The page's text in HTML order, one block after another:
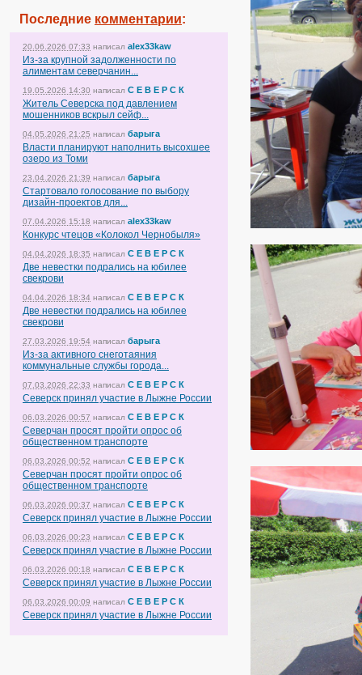
Последние комментарии:
20.06.2026 07:33 написал alex33kaw
Из-за крупной задолженности по
алиментам северчанин...
19.05.2026 14:30 написал С Е В Е Р С К
Житель Северска под давлением
мошенников вскрыл сейф...
04.05.2026 21:25 написал барыга
Власти планируют наполнить высохшее
озеро из Томи
23.04.2026 21:39 написал барыга
Стартовало голосование по выбору
дизайн-проектов для...
07.04.2026 15:18 написал alex33kaw
Конкурс чтецов «Колокол Чернобыля»
04.04.2026 18:35 написал С Е В Е Р С К
Две невестки подрались на юбилее
свекрови
04.04.2026 18:34 написал С Е В Е Р С К
Две невестки подрались на юбилее
свекрови
27.03.2026 19:54 написал барыга
Из-за активного снеготаяния
коммунальные службы города...
07.03.2026 22:33 написал С Е В Е Р С К
Северск принял участие в Лыжне России
06.03.2026 00:57 написал С Е В Е Р С К
Северчан просят пройти опрос об
общественном транспорте
06.03.2026 00:52 написал С Е В Е Р С К
Северчан просят пройти опрос об
общественном транспорте
06.03.2026 00:37 написал С Е В Е Р С К
Северск принял участие в Лыжне России
06.03.2026 00:23 написал С Е В Е Р С К
Северск принял участие в Лыжне России
06.03.2026 00:18 написал С Е В Е Р С К
Северск принял участие в Лыжне России
06.03.2026 00:09 написал С Е В Е Р С К
Северск принял участие в Лыжне России